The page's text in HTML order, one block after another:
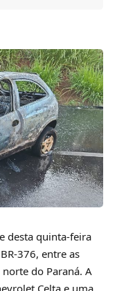
desta quinta-feira
376, entre as
do Paraná. A